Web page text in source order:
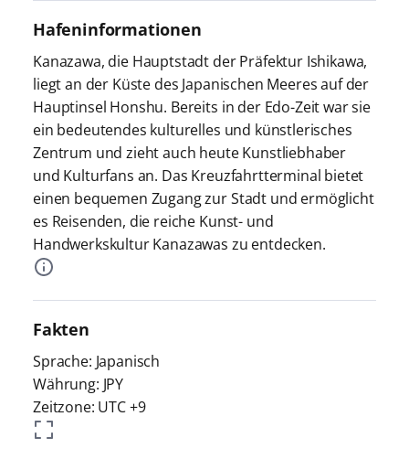
Hafeninformationen
Kanazawa, die Hauptstadt der Präfektur Ishikawa,
liegt an der Küste des Japanischen Meeres auf der
Hauptinsel Honshu. Bereits in der Edo-Zeit war sie
ein bedeutendes kulturelles und künstlerisches
Zentrum und zieht auch heute Kunstliebhaber
und Kulturfans an. Das Kreuzfahrtterminal bietet
einen bequemen Zugang zur Stadt und ermöglicht
es Reisenden, die reiche Kunst- und
Handwerkskultur Kanazawas zu entdecken.
Fakten
Sprache: Japanisch
Währung: JPY
Zeitzone: UTC +9